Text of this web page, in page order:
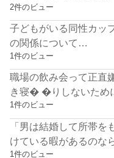
2件のビュー
子どもがいる同性カッ
の関係について…
1件のビュー
職場の飲み会って正直
き寝� �りしないため
1件のビュー
「男は結婚して所帯
けている暇があるのな
1件のビュー